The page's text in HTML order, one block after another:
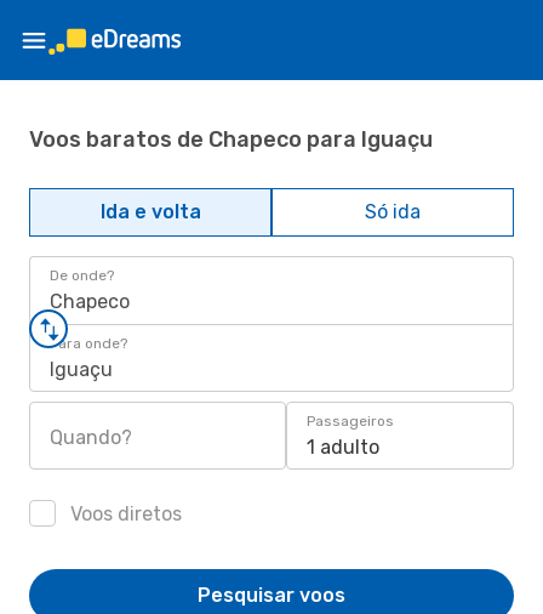
Voos baratos de Chapeco para Iguaçu
Ida e volta Só ida
De onde?
Chapeco
Para onde?
Iguaçu
Quando?
Passageiros
1 adulto
Voos diretos
Pesquisar voos